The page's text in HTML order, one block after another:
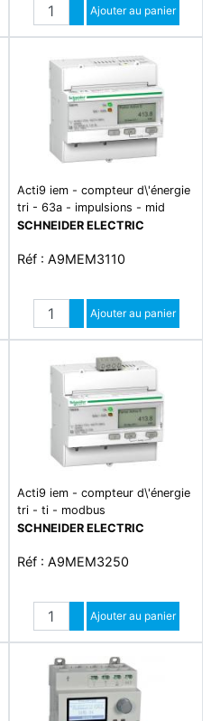
Augmenter quantité
Diminuer quantité
Ajouter au panier
Acti9 iem - compteur d\'énergie
tri - 63a - impulsions - mid
SCHNEIDER ELECTRIC
Réf : A9MEM3110
Quantité
Augmenter quantité
Diminuer quantité
Ajouter au panier
Acti9 iem - compteur d\'énergie
tri - ti - modbus
SCHNEIDER ELECTRIC
Réf : A9MEM3250
Quantité
Augmenter quantité
Diminuer quantité
Ajouter au panier